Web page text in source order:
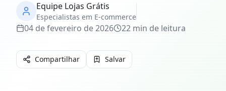
Equipe Lojas Grátis
Especialistas em E-commerce
04 de fevereiro de 2026 22 min de leitura
Compartilhar Salvar